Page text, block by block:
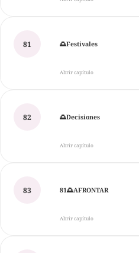
81 🌅Festivales
Abrir capítulo
82 🌅Decisiones
Abrir capítulo
83 81🌅AFRONTAR
Abrir capítulo